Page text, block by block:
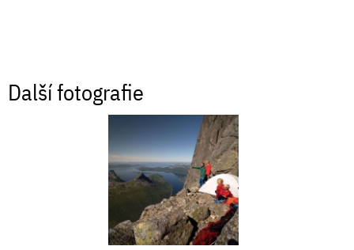
Další fotografie